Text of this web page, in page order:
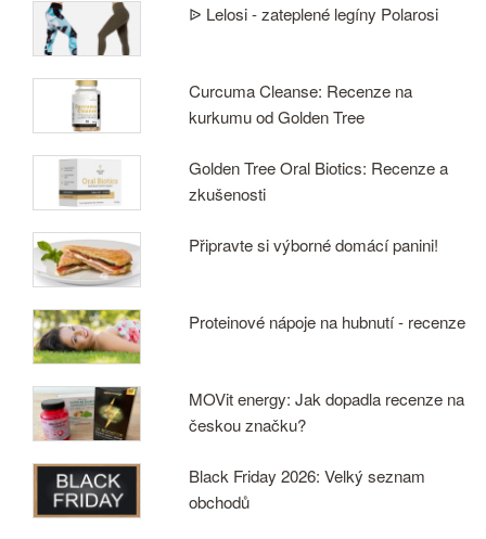
ᐉ Lelosi - zateplené legíny Polarosi
Curcuma Cleanse: Recenze na
kurkumu od Golden Tree
Golden Tree Oral Biotics: Recenze a
zkušenosti
Připravte si výborné domácí panini!
Proteinové nápoje na hubnutí - recenze
MOVit energy: Jak dopadla recenze na
českou značku?
Black Friday 2026: Velký seznam
obchodů